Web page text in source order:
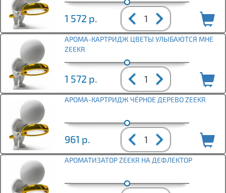
1 572 р.
АРОМА-КАРТРИДЖ ЦВЕТЫ УЛЫБАЮТСЯ МНE
ZEEKR
1 572 р.
АРОМА-КАРТРИДЖ ЧЁРНОЕ ДЕРЕВО ZEEKR
961 р.
АРОМАТИЗАТОР ZEEKR НА ДЕФЛЕКТОР